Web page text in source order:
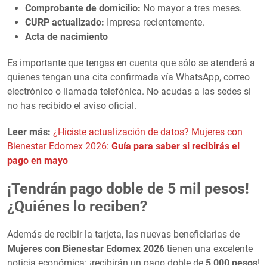
Comprobante de domicilio: No mayor a tres meses.
CURP actualizado: Impresa recientemente.
Acta de nacimiento
Es importante que tengas en cuenta que sólo se atenderá a
quienes tengan una cita confirmada vía WhatsApp, correo
electrónico o llamada telefónica. No acudas a las sedes si
no has recibido el aviso oficial.
Leer más: ¿Hiciste actualización de datos? Mujeres con
Bienestar Edomex 2026: Guía para saber si recibirás el
pago en mayo
¡Tendrán pago doble de 5 mil pesos!
¿Quiénes lo reciben?
Además de recibir la tarjeta, las nuevas beneficiarias de
Mujeres con Bienestar Edomex 2026 tienen una excelente